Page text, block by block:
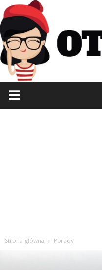
Strona główna Porady